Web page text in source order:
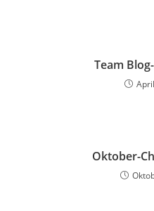
Team
Oktober-